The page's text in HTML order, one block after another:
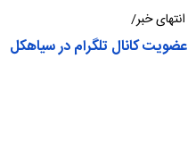
انتهای خبر/
عضویت کانال تلگرام در سیاهکل